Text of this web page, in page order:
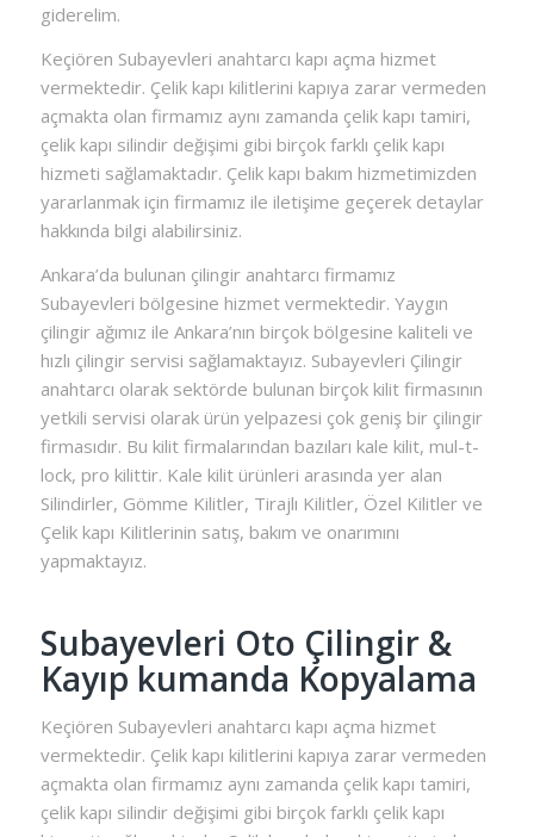
giderelim.
Keçiören Subayevleri anahtarcı kapı açma hizmet
vermektedir. Çelik kapı kilitlerini kapıya zarar vermeden
açmakta olan firmamız aynı zamanda çelik kapı tamiri,
çelik kapı silindir değişimi gibi birçok farklı çelik kapı
hizmeti sağlamaktadır. Çelik kapı bakım hizmetimizden
yararlanmak için firmamız ile iletişime geçerek detaylar
hakkında bilgi alabilirsiniz.
Ankara’da bulunan çilingir anahtarcı firmamız
Subayevleri bölgesine hizmet vermektedir. Yaygın
çilingir ağımız ile Ankara’nın birçok bölgesine kaliteli ve
hızlı çilingir servisi sağlamaktayız. Subayevleri Çilingir
anahtarcı olarak sektörde bulunan birçok kilit firmasının
yetkili servisi olarak ürün yelpazesi çok geniş bir çilingir
firmasıdır. Bu kilit firmalarından bazıları kale kilit, mul-t-
lock, pro kilittir. Kale kilit ürünleri arasında yer alan
Silindirler, Gömme Kilitler, Tirajlı Kilitler, Özel Kilitler ve
Çelik kapı Kilitlerinin satış, bakım ve onarımını
yapmaktayız.
Subayevleri Oto Çilingir &
Kayıp kumanda Kopyalama
Keçiören Subayevleri anahtarcı kapı açma hizmet
vermektedir. Çelik kapı kilitlerini kapıya zarar vermeden
açmakta olan firmamız aynı zamanda çelik kapı tamiri,
çelik kapı silindir değişimi gibi birçok farklı çelik kapı